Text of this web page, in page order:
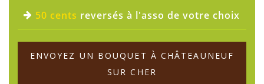
50 cents reversés à l'asso de votre choix
ENVOYEZ UN BOUQUET À CHÂTEAUNEUF
SUR CHER